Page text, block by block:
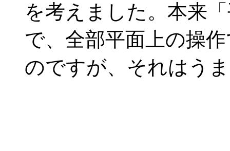
を考えました。本来
で、全部平面上の操
のですが、それはう